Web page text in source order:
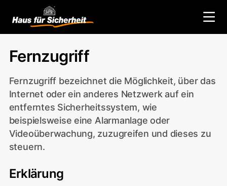
Zurück zum Glossar
Fernzugriff
Fernzugriff bezeichnet die Möglichkeit, über das
Internet oder ein anderes Netzwerk auf ein
entferntes Sicherheitssystem, wie
beispielsweise eine Alarmanlage oder
Videoüberwachung, zuzugreifen und dieses zu
steuern.
Erklärung